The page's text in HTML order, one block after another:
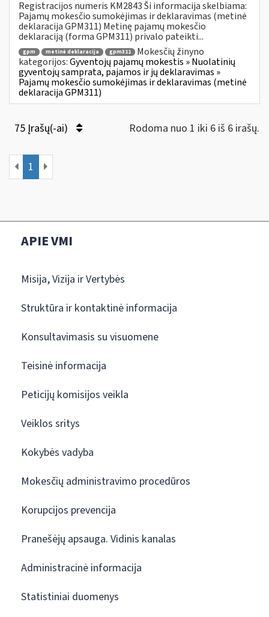
Registracijos numeris KM2843 Ši informacija skelbiama:
Pajamų mokesčio sumokėjimas ir deklaravimas (metinė
deklaracija GPM311) Metinę pajamų mokesčio
deklaraciją (forma GPM311) privalo pateikti...
gpm metinė deklaracija gpm311
Mokesčių žinyno
kategorijos:Gyventojų pajamų mokestis » Nuolatinių
gyventojų samprata, pajamos ir jų deklaravimas »
Pajamų mokesčio sumokėjimas ir deklaravimas (metinė
deklaracija GPM311)
75 Įrašų(-ai) Rodoma nuo 1 iki 6 iš 6 irašų.
1
APIE VMI
Misija, Vizija ir Vertybės
Struktūra ir kontaktinė informacija
Konsultavimasis su visuomene
Teisinė informacija
Peticijų komisijos veikla
Veiklos sritys
Kokybės vadyba
Mokesčių administravimo procedūros
Korupcijos prevencija
Pranešėjų apsauga. Vidinis kanalas
Administracinė informacija
Statistiniai duomenys